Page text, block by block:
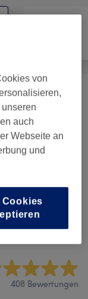
ab 10 €
ab 20 €
408 Bewertungen
von
auch
Webseite an
und
Cookies